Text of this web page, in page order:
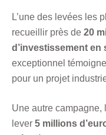
L’une des levées les
recueillir près de 20
d’investissement en
exceptionnel
pour un projet
Une autre campagne,
lever 5 millions